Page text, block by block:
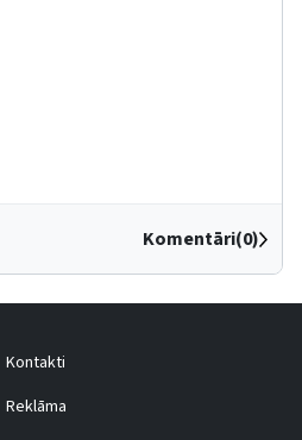
Komentāri(0)
Kontakti
Reklāma